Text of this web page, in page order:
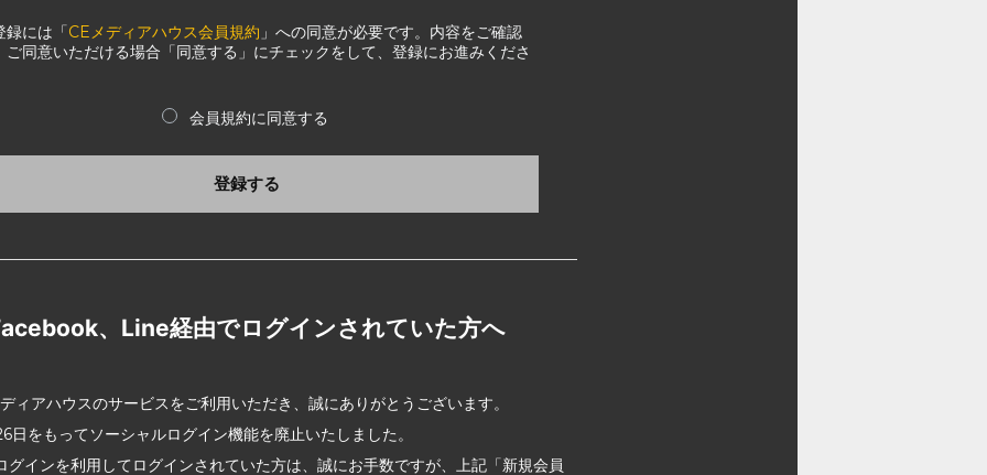
録には「CEメディアハウス会員規約 」への同意が必要です。内容をご確認
ご同意いただける場合「同意する」にチェックをして、登録にお進みくださ
会員規約に同意する
登録する
、Line経由でログインされていた方へ
ィアハウスのサービスをご利用いただき、誠にありがとうございます。
日をもってソーシャルログイン機能を廃止いたしました。
グインを利用してログインされていた方は、誠にお手数ですが、上記「新規会員